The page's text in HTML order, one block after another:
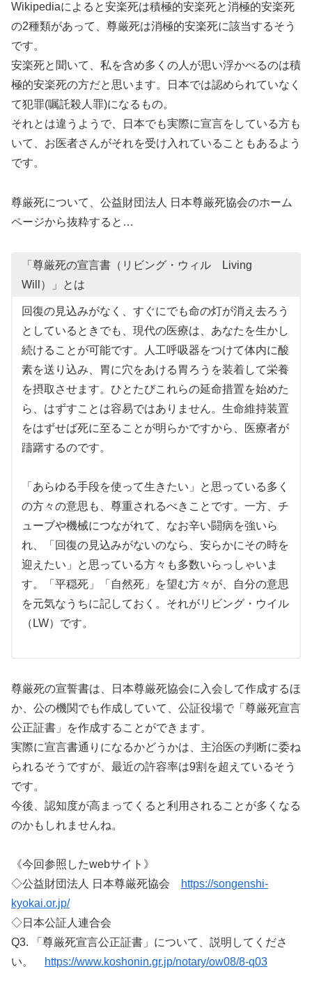
Wikipediaによると安楽死は積極的安楽死と消極的安楽死
の2種類があって、尊厳死は消極的安楽死に該当するそう
です。
安楽死と聞いて、私を含め多くの人が思い浮かべるのは積
極的安楽死の方だと思います。日本では認められていなく
て犯罪(嘱託殺人罪)になるもの。
それとは違うようで、日本でも実際に宣言をしている方も
いて、お医者さんがそれを受け入れていることもあるよう
です。
尊厳死について、公益財団法人 日本尊厳死協会のホーム
ページから抜粋すると…
「尊厳死の宣言書（リビング・ウィル Living
Will）」とは
回復の見込みがなく、すぐにでも命の灯が消え去ろう
としているときでも、現代の医療は、あなたを生かし
続けることが可能です。人工呼吸器をつけて体内に酸
素を送り込み、胃に穴をあける胃ろうを装着して栄養
を摂取させます。ひとたびこれらの延命措置を始めた
ら、はずすことは容易ではありません。生命維持装置
をはずせば死に至ることが明らかですから、医療者が
躊躇するのです。
「あらゆる手段を使って生きたい」と思っている多く
の方々の意思も、尊重されるべきことです。一方、チ
ューブや機械につながれて、なお辛い闘病を強いら
れ、「回復の見込みがないのなら、安らかにその時を
迎えたい」と思っている方々も多数いらっしゃいま
す。「平穏死」「自然死」を望む方々が、自分の意思
を元気なうちに記しておく。それがリビング・ウイル
（LW）です。
尊厳死の宣誓書は、日本尊厳死協会に入会して作成するほ
か、公の機関でも作成していて、公証役場で「尊厳死宣言
公正証書」を作成することができます。
実際に宣言書通りになるかどうかは、主治医の判断に委ね
られるそうですが、最近の許容率は9割を超えているそう
です。
今後、認知度が高まってくると利用されることが多くなる
のかもしれませんね。
《今回参照したwebサイト》
◇公益財団法人 日本尊厳死協会
https://songenshi-
kyokai.or.jp/
◇日本公証人連合会
Q3. 「尊厳死宣言公正証書」について、説明してくださ
い。
https://www.koshonin.gr.jp/notary/ow08/8-q03